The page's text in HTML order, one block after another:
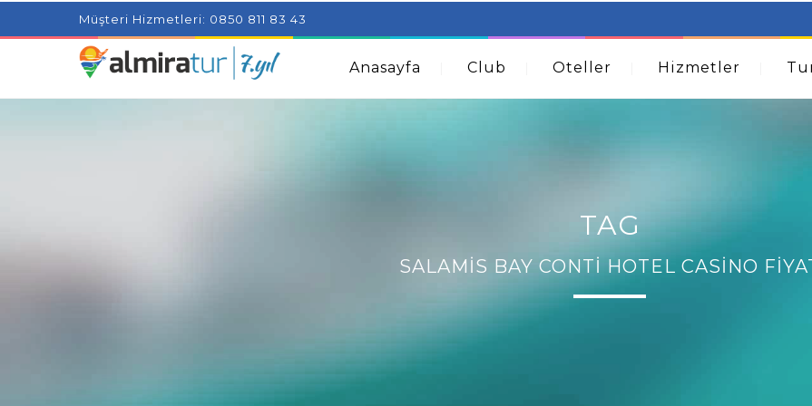
Project Milenial featuring news blogs and tutorials How A
Kids Amazingly Simple Skin Care Tips For People With Acne
Müşteri Hizmetleri: 0850 811 83 43
Anasayfa Club Oteller Hizmetler
TAG
SALAMIS BAY CONTI HOTEL CASINO